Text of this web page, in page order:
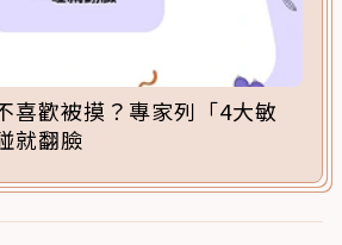
喜歡被摸？專家列「4大敏
就翻臉